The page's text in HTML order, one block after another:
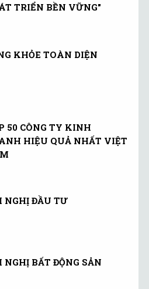
TRIỂN BỀN VỮNG"
KHỎE TOÀN DIỆN
50 CÔNG TY KINH
HIỆU QUẢ NHẤT VIỆT
NGHỊ ĐẦU TƯ
NGHỊ BẤT ĐỘNG SẢN